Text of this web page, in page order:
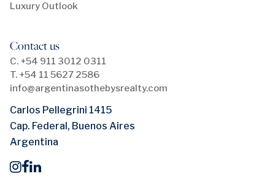
Luxury Outlook
Contact us
C. +54 911 3012 0311
T. +54 11 5627 2586
info@argentinasothebysrealty.com
Carlos Pellegrini 1415
Cap. Federal, Buenos Aires
Argentina